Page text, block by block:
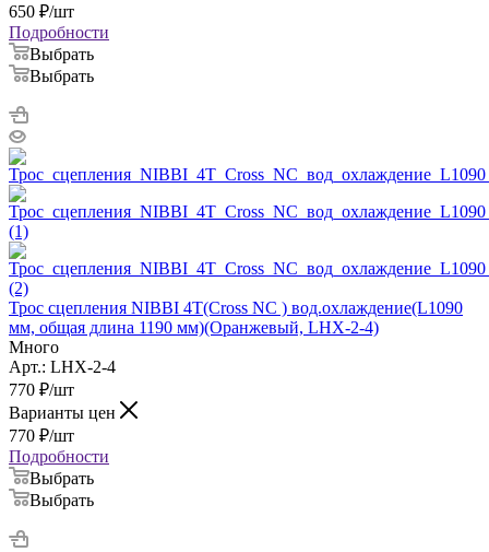
650 ₽/шт
Подробности
Выбрать
Выбрать
Трос сцепления NIBBI 4T(Cross NC ) вод.охлаждение(L1090
мм, общая длина 1190 мм)(Оранжевый, LHX-2-4)
Много
Арт.: LHX-2-4
770 ₽/шт
Варианты цен
770 ₽/шт
Подробности
Выбрать
Выбрать